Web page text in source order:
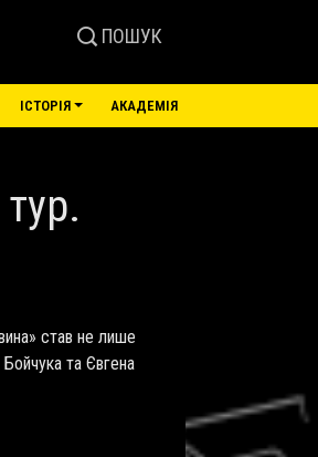
ПОШУК
ІСТОРІЯ АКАДЕМІЯ
став не лише
та Євгена